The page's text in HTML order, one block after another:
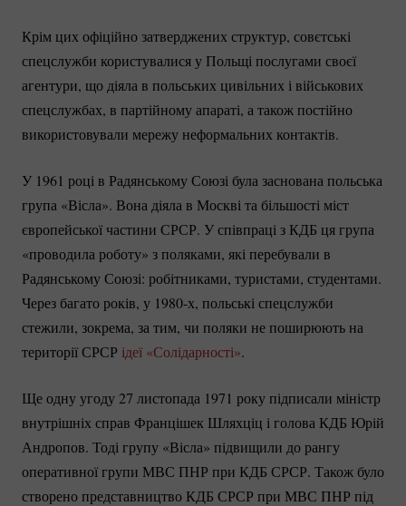
Крім цих офіційно затверджених структур, совєтські
спецслужби користувалися у Польщі послугами своєї
агентури, що діяла в польських цивільних і військових
спецслужбах, в партійному апараті, а також постійно
використовували мережу неформальних контактів.
У 1961 році в Радянському Союзі була заснована польська
група «Вісла». Вона діяла в Москві та більшості міст
європейської частини СРСР. У співпраці з КДБ ця група
«проводила роботу» з поляками, які перебували в
Радянському Союзі: робітниками, туристами, студентами.
Через багато років, у 1980-х, польські спецслужби
стежили, зокрема, за тим, чи поляки не поширюють на
території СРСР ідеї «Солідарності».
Ще одну угоду 27 листопада 1971 року підписали міністр
внутрішніх справ Францішек Шляхціц і голова КДБ Юрій
Андропов. Тоді групу «Вісла» підвищили до рангу
оперативної групи МВС ПНР при КДБ СРСР. Також було
створено представництво КДБ СРСР при МВС ПНР під